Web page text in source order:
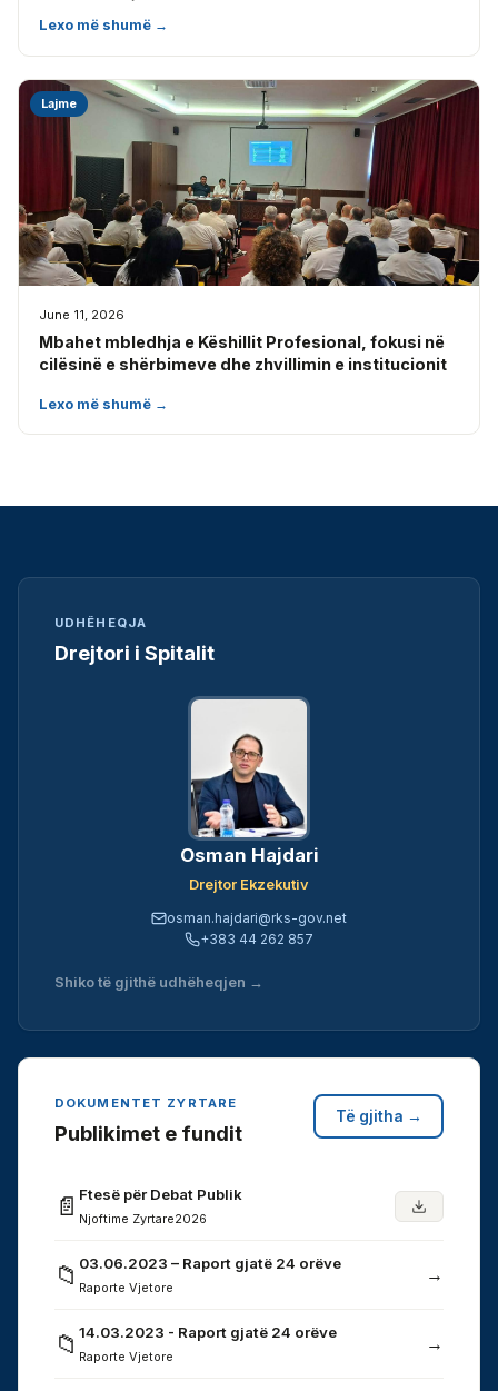
Lexo më shumë →
Lajme
June 11, 2026
Mbahet mbledhja e Këshillit Profesional, fokusi në
cilësinë e shërbimeve dhe zhvillimin e institucionit
Lexo më shumë →
UDHËHEQJA
Drejtori i Spitalit
Osman Hajdari
Drejtor Ekzekutiv
osman.hajdari@rks-gov.net
+383 44 262 857
Shiko të gjithë udhëheqjen →
DOKUMENTET ZYRTARE
Publikimet e fundit
Të gjitha →
📄 Ftesë për Debat Publik
Njoftime Zyrtare2026
📁 03.06.2023 – Raport gjatë 24 orëve
Raporte Vjetore
→
📁 14.03.2023 - Raport gjatë 24 orëve
Raporte Vjetore
→